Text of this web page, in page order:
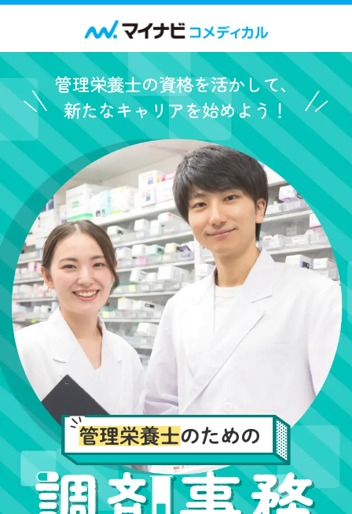
管理栄養士の資格を活かして、
新たなキャリアを始めよう！